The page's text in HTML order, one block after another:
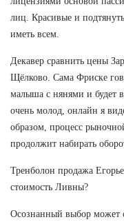
лиц. Красивые и
иметь всем.
Декавер сравнить цены
Щёлково. Сама Фриске
малыша с нянями и будет
очень молод, онлайн я
образом, процесс
продолжит набирать
Тренболон продажа
стоимость Ливны?
Осознанный выбор может